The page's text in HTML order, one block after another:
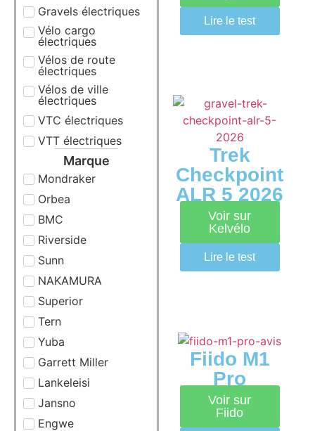
Gravels électriques
Vélo cargo
électriques
Vélos de route
électriques
Vélos de ville
électriques
VTC électriques
VTT électriques
Marque
Mondraker
Orbea
BMC
Riverside
Sunn
NAKAMURA
Superior
Tern
Yuba
Garrett Miller
Lankeleisi
Jansno
Engwe
Lire le test
Trek
Checkpoint
ALR 5 2026
Voir sur
Kelvélo
Lire le test
Fiido M1
Pro
Voir sur
Fiido